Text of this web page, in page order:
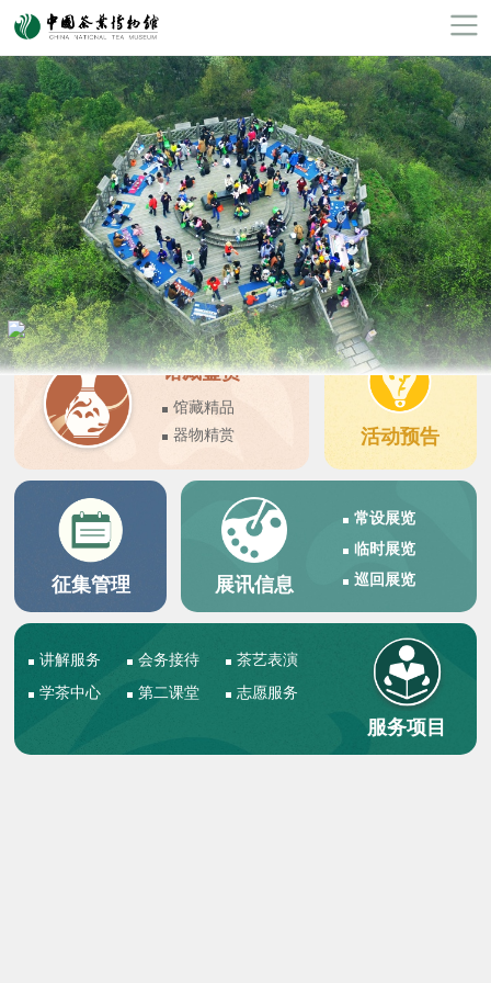
馆藏鉴赏
馆藏精品
器物精赏
活动预告
征集管理 展讯信息
常设展览
临时展览
巡回展览
讲解服务 会务接待
茶艺表演
学茶中心
第二课堂 志愿服务
服务项目